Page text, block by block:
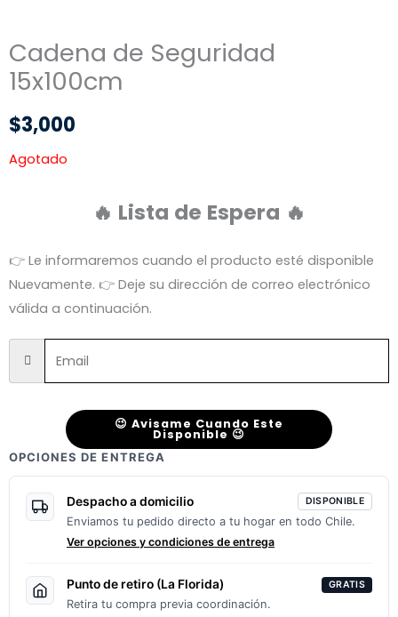
Cadena de Seguridad
15x100cm
$3,000
Agotado
🔥 Lista de Espera 🔥
👉 Le informaremos cuando el producto esté disponible
Nuevamente. 👉 Deje su dirección de correo electrónico
válida a continuación.
😉 Avisame Cuando Este
Disponible 😉
OPCIONES DE ENTREGA
Despacho a domicilio DISPONIBLE
Enviamos tu pedido directo a tu hogar en todo Chile.
Ver opciones y condiciones de entrega
Punto de retiro (La Florida) GRATIS
Retira tu compra previa coordinación.